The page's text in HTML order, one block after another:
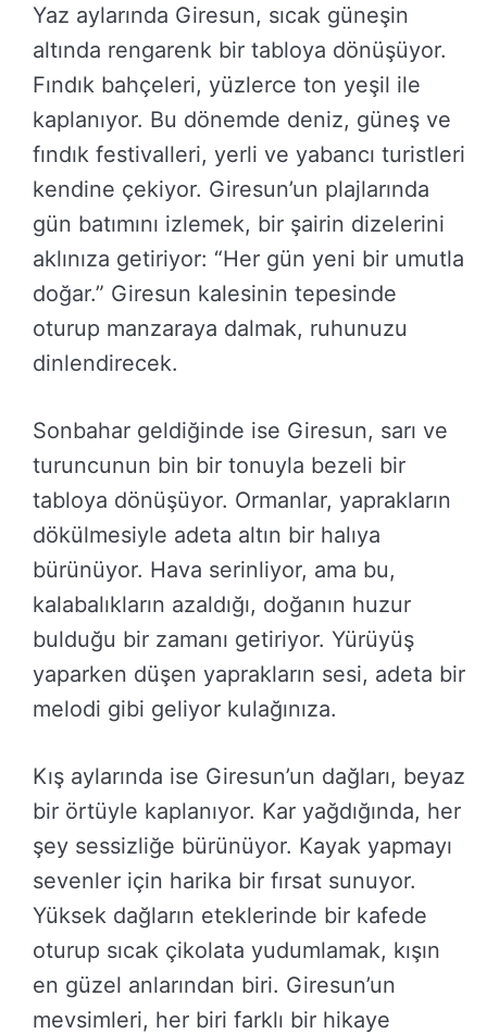
Yaz aylarında Giresun, sıcak güneşin
altında rengarenk bir tabloya dönüşüyor.
Fındık bahçeleri, yüzlerce ton yeşil ile
kaplanıyor. Bu dönemde deniz, güneş ve
fındık festivalleri, yerli ve yabancı turistleri
kendine çekiyor. Giresun’un plajlarında
gün batımını izlemek, bir şairin dizelerini
aklınıza getiriyor: “Her gün yeni bir umutla
doğar.” Giresun kalesinin tepesinde
oturup manzaraya dalmak, ruhunuzu
dinlendirecek.
Sonbahar geldiğinde ise Giresun, sarı ve
turuncunun bin bir tonuyla bezeli bir
tabloya dönüşüyor. Ormanlar, yaprakların
dökülmesiyle adeta altın bir halıya
bürünüyor. Hava serinliyor, ama bu,
kalabalıkların azaldığı, doğanın huzur
bulduğu bir zamanı getiriyor. Yürüyüş
yaparken düşen yaprakların sesi, adeta bir
melodi gibi geliyor kulağınıza.
Kış aylarında ise Giresun’un dağları, beyaz
bir örtüyle kaplanıyor. Kar yağdığında, her
şey sessizliğe bürünüyor. Kayak yapmayı
sevenler için harika bir fırsat sunuyor.
Yüksek dağların eteklerinde bir kafede
oturup sıcak çikolata yudumlamak, kışın
en güzel anlarından biri. Giresun’un
mevsimleri, her biri farklı bir hikaye